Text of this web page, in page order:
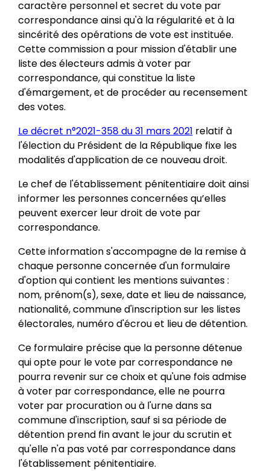
caractère personnel et secret du vote par
correspondance ainsi qu'à la régularité et à la
sincérité des opérations de vote est instituée.
Cette commission a pour mission d'établir une
liste des électeurs admis à voter par
correspondance, qui constitue la liste
d'émargement, et de procéder au recensement
des votes.
Le décret n°2021-358 du 31 mars 2021 relatif à
l'élection du Président de la République fixe les
modalités d'application de ce nouveau droit.
Le chef de l'établissement pénitentiaire doit ainsi
informer les personnes concernées qu’elles
peuvent exercer leur droit de vote par
correspondance.
Cette information s'accompagne de la remise à
chaque personne concernée d'un formulaire
d'option qui contient les mentions suivantes :
nom, prénom(s), sexe, date et lieu de naissance,
nationalité, commune d'inscription sur les listes
électorales, numéro d'écrou et lieu de détention.
Ce formulaire précise que la personne détenue
qui opte pour le vote par correspondance ne
pourra revenir sur ce choix et qu'une fois admise
à voter par correspondance, elle ne pourra
voter par procuration ou à l'urne dans sa
commune d'inscription, sauf si sa période de
détention prend fin avant le jour du scrutin et
qu'elle n'a pas voté par correspondance dans
l'établissement pénitentiaire.